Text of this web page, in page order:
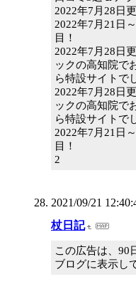
2022年7月28日
2022年7月21日
目！
2022年7月28日
ックの高知院で
ら特設サイトで
2022年7月28日
ックの高知院で
ら特設サイトで
2022年7月21日
目！
2
2021/09/21
杖日記
この広告は、90
ブログに表示し